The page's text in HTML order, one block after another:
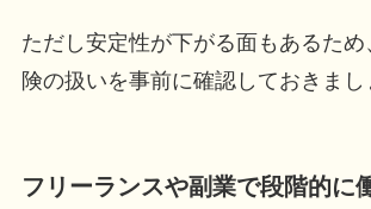
ただし安定性が下がる面もあるた
険の扱いを事前に確認しておきまし
フリーランスや副業で段階的に